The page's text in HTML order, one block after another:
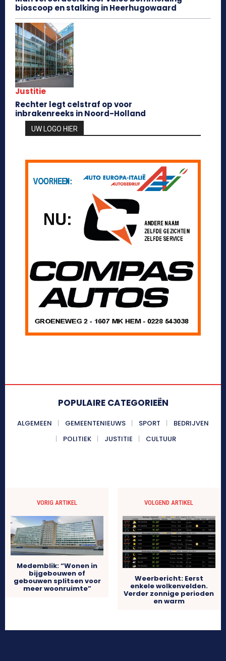
bioscoop en stalking in Heerhugowaard
Justitie
Rechter legt celstraf op voor
inbrakenreeks in Noord-Holland
UW LOGO HIER
POPULAIRE CATEGORIEËN
ALGEMEEN GEMEENTENIEUWS SPORT
BEDRIJVEN
POLITIEK
JUSTITIE CULTUUR
VORIG ARTIKEL
Medemblik: “Wonen in
bijgebouwen of
gebouwen splitsen voor
meer woonruimte”
VOLGEND ARTIKEL
Weerbericht: Eerst
enkele wolkenvelden.
Verder zonnige perioden
en warm